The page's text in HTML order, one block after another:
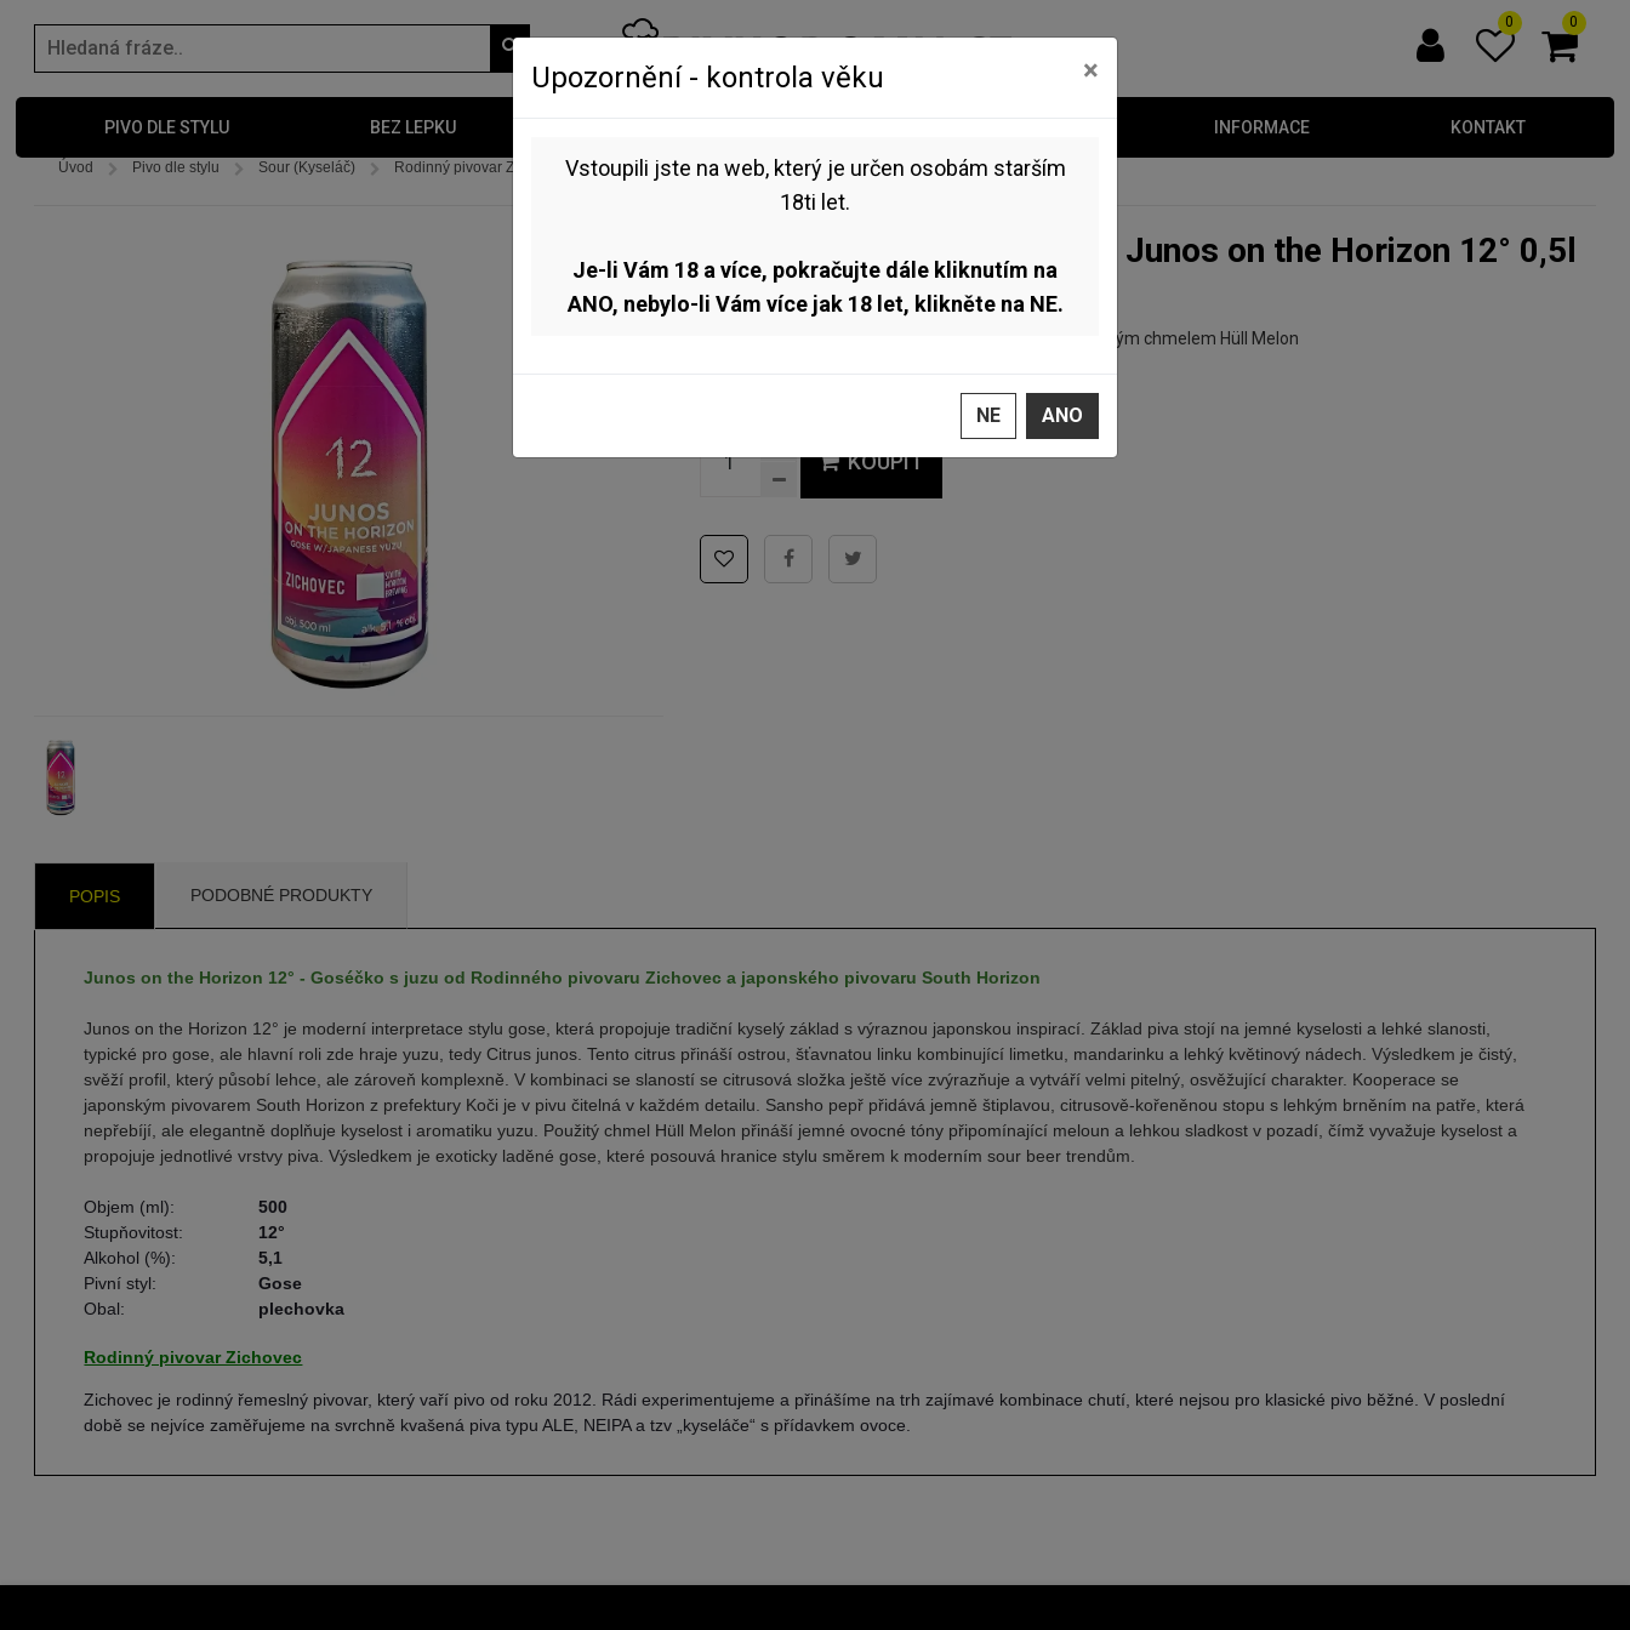
0 0
PIVO DLE STYLU BEZ LEPKU INFORMACE KONTAKT
Úvod Pivo dle stylu Sour (Kyseláč) Rodinný pivovar Zichovec - Junos on the Horizon 12° 0,5l (Gose)
TOP
(Gose)
Exotické gose s yuzu, sansho pepřem a jemným ovocným chmelem Hüll Melon
KOUPIT
Skladem
POPIS PODOBNÉ PRODUKTY
Junos on the Horizon 12° - Goséčko s juzu od Rodinného pivovaru Zichovec a japonského pivovaru South Horizon
Junos on the Horizon 12° je moderní interpretace stylu gose, která propojuje tradiční kyselý základ s výraznou japonskou inspirací. Základ piva stojí na jemné kyselosti a lehké slanosti,
typické pro gose, ale hlavní roli zde hraje yuzu, tedy Citrus junos. Tento citrus přináší ostrou, šťavnatou linku kombinující limetku, mandarinku a lehký květinový nádech. Výsledkem je čistý,
svěží profil, který působí lehce, ale zároveň komplexně. V kombinaci se slaností se citrusová složka ještě více zvýrazňuje a vytváří velmi pitelný, osvěžující charakter. Kooperace se
japonským pivovarem South Horizon z prefektury Koči je v pivu čitelná v každém detailu. Sansho pepř přidává jemně štiplavou, citrusově-kořeněnou stopu s lehkým brněním na patře, která
nepřebíjí, ale elegantně doplňuje kyselost i aromatiku yuzu. Použitý chmel Hüll Melon přináší jemné ovocné tóny připomínající meloun a lehkou sladkost v pozadí, čímž vyvažuje kyselost a
propojuje jednotlivé vrstvy piva. Výsledkem je exoticky laděné gose, které posouvá hranice stylu směrem k moderním sour beer trendům.
Objem (ml):
500
Stupňovitost:
12°
Alkohol (%):
5,1
Pivní styl:
Gose
Obal:
plechovka
Rodinný pivovar Zichovec
Zichovec je rodinný řemeslný pivovar, který vaří pivo od roku 2012. Rádi experimentujeme a přinášíme na trh zajímavé kombinace chutí, které nejsou pro klasické pivo běžné. V poslední
době se nejvíce zaměřujeme na svrchně kvašená piva typu ALE, NEIPA a tzv „kyseláče“ s přídavkem ovoce.
Upozornění - kontrola věku ×
Vstoupili jste na web, který je určen osobám starším
18ti let.
Je-li Vám 18 a více, pokračujte dále kliknutím na
ANO, nebylo-li Vám více jak 18 let, klikněte na NE.
NE ANO